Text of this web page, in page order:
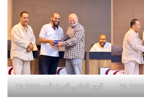
اليوم العالمي للتبرع بالدم 2026 46